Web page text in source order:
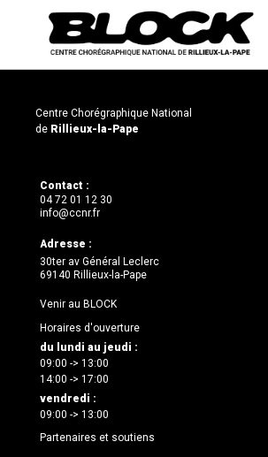
Centre Chorégraphique National
de Rillieux-la-Pape
Contact :
04 72 01 12 30
info@ccnr.fr
Adresse :
30ter av Général Leclerc
69140 Rillieux-la-Pape
Venir au BLOCK
Horaires d'ouverture
du lundi au jeudi :
09:00 -> 13:00
14:00 -> 17:00
vendredi :
09:00 -> 13:00
Partenaires et soutiens